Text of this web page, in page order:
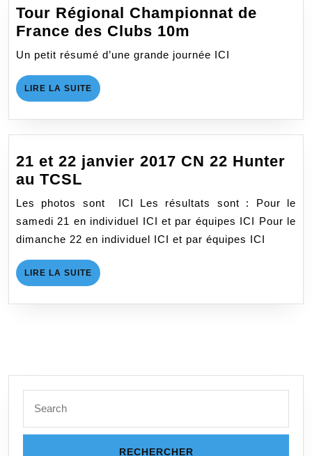
Tour Régional Championnat de
France des Clubs 10m
Régional
des
Clubs
10m
Un petit résumé d’une grande journée ICI
LIRE LA SUITE LIRE
LA
21 et 22 janvier 2017 CN 22 Hunter
au TCSL
et
22
janvier
CN
22
Hunter
Les photos sont ICI Les résultats sont : Pour le
samedi 21 en individuel ICI et par équipes ICI Pour le
dimanche 22 en individuel ICI et par équipes ICI
LIRE LA SUITE LIRE
LA
for: